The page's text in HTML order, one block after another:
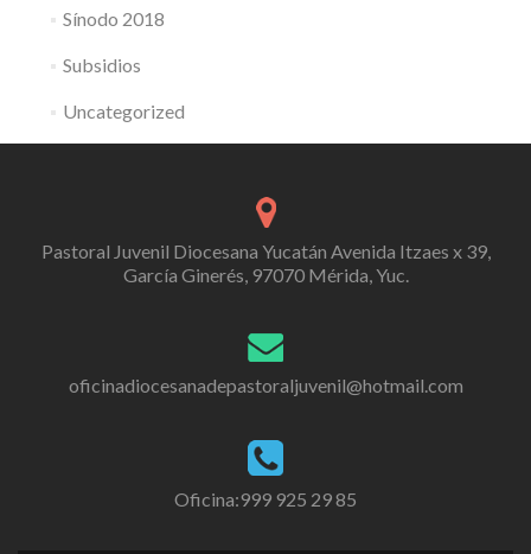
Sínodo 2018
Subsidios
Uncategorized
Pastoral Juvenil Diocesana Yucatán Avenida Itzaes x 39,
García Ginerés, 97070 Mérida, Yuc.
oficinadiocesanadepastoraljuvenil@hotmail.com
Oficina:999 925 29 85